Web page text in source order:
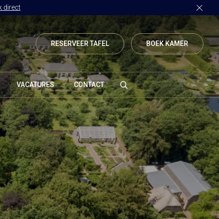
direct
RESERVEER TAFEL BOEK KAMER
VACATURES CONTACT
Vanenburgerallee 13
3882 RH Putten
Route plannen
info@vanenburg.nl
0341 375 454